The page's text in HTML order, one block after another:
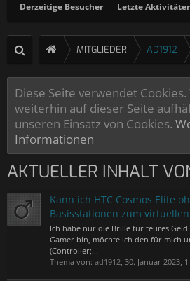
Derzeitige Besucher Letzte
MITGLIEDER AD1912
Diese Seite verwendet
weiterhin auf dieser Seite
unseren Einsatz von Cookies.
Informationen
AKTUELLER INHALT
Kann ich HTC Cosmos Elite
Basisstationen zum
Ich habe nur die Brille für teures
Gamer bin, möchte ich den für mich
(Controller;...
Thema von: ad1912, 30. Januar 2023,